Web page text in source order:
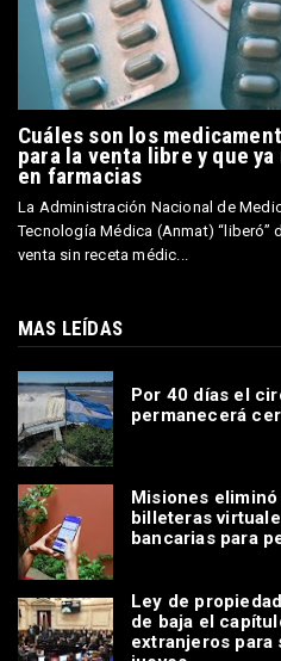
Cuáles son los
para la venta libre y que
en farmacias
La Administración Nacional de
Tecnología Médica (Anmat) “liberó”
venta sin receta médic...
MAS LEÍDAS
Por 40 días el
permanecerá
Misiones
billeteras
bancarias para
Ley de
de baja el
extranjeros para